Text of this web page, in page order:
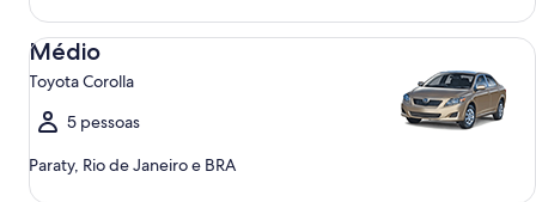
Médio
Toyota Corolla
5 pessoas
Paraty, Rio de Janeiro e BRA
Médio Toyota Corolla